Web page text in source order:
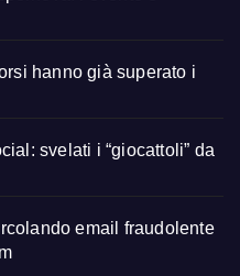
hanno già superato i
svelati i “giocattoli” da
email fraudolente